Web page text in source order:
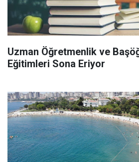
Uzman Öğretmenlik ve
Eğitimleri Sona Eriyor